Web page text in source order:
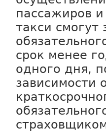
пассажиров
такси смогут
срок менее
одного дня,
зависимости